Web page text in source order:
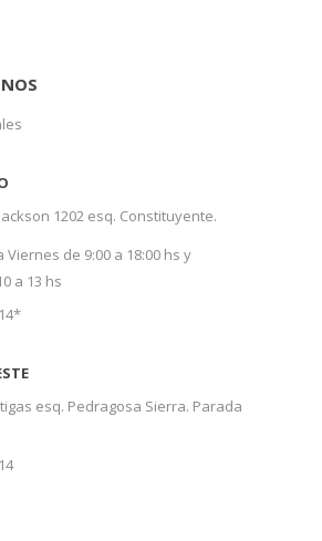
1202 esq. Constituyente.
Viernes de 9:00 a 18:00 hs y
a 13 hs
esq. Pedragosa Sierra. Parada